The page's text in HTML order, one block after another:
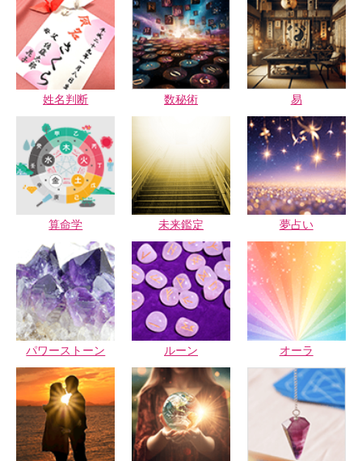
姓名判断 数秘術 易
算命学 未来鑑定 夢占い
パワーストーン ルーン オーラ